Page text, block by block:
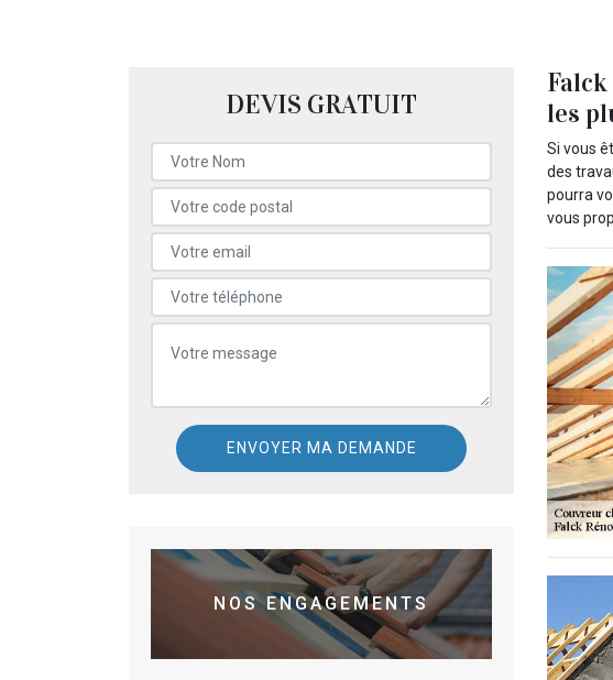
DEVIS GRATUIT
NOS ENGAGEMENTS
les
Si vous
des
pourra
vous